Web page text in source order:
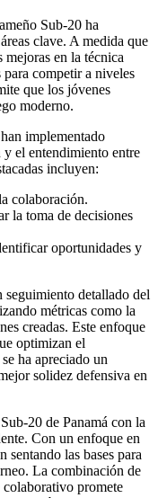
Sub-20 ha
clave. A medida que
mejoras en la técnica
competir a niveles
que los jóvenes
moderno.
implementado
el entendimiento entre
incluyen:
colaboración.
la toma de decisiones
oportunidades y
seguimiento detallado del
métricas como la
creadas. Este enfoque
optimizan el
ha apreciado un
solidez defensiva en
20 de Panamá con la
Con un enfoque en
sentando las bases para
La combinación de
promete